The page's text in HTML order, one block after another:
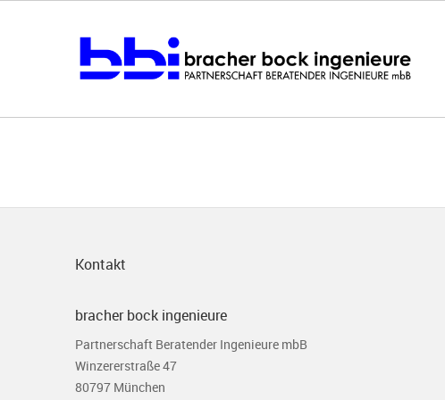
Kontakt
bracher bock ingenieure
Partnerschaft Beratender Ingenieure mbB
Winzererstraße 47
80797 München